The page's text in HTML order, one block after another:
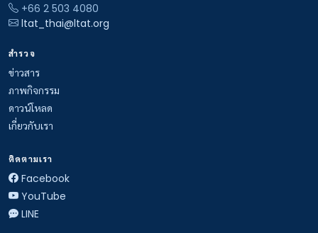
+66 2 503 4080
ltat_thai@ltat.org
สำรวจ
ข่าวสาร
ภาพกิจกรรม
ดาวน์โหลด
เกี่ยวกับเรา
ติดตามเรา
Facebook
YouTube
LINE